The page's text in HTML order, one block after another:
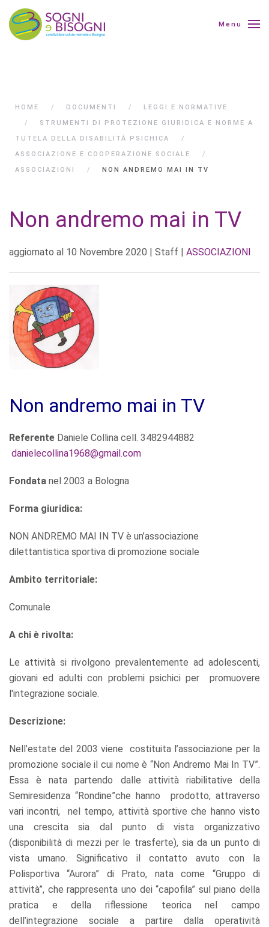
Menu
HOME DOCUMENTI
LEGGI E NORMATIVE
STRUMENTI DI PROTEZIONE GIURIDICA E NORME A
TUTELA DELLA DISABILITÀ PSICHICA
ASSOCIAZIONE E COOPERAZIONE SOCIALE
ASSOCIAZIONI
NON ANDREMO MAI IN TV
Non andremo mai in TV
aggiornato al 10 Novembre 2020 | Staff | ASSOCIAZIONI
Non andremo mai in TV
Referente Daniele Collina cell. 3482944882
danielecollina1968@gmail.com
Fondata nel 2003 a Bologna
Forma giuridica:
NON ANDREMO MAI IN TV è un’associazione
dilettantistica sportiva di promozione sociale
Ambito territoriale:
Comunale
A chi è rivolta:
Le attività si rivolgono prevalentemente ad adolescenti,
giovani ed adulti con problemi psichici per promuovere
l'integrazione sociale.
Descrizione:
Nell’estate del 2003 viene costituita l’associazione per la
promozione sociale il cui nome è “Non Andremo Mai In TV”.
Essa è nata partendo dalle attività riabilitative della
Semiresidenza “Rondine”che hanno prodotto, attraverso
vari incontri, nel tempo, attività sportive che hanno visto
una crescita sia dal punto di vista organizzativo
(disponibilità di mezzi per le trasferte), sia da un punto di
vista umano. Significativo il contatto avuto con la
Polisportiva “Aurora” di Prato, nata come “Gruppo di
attività”, che rappresenta uno dei “capofila” sul piano della
pratica e della riflessione teorica nel campo
dell’integrazione sociale a partire dalla operatività